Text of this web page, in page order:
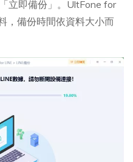
立即備份」。UltFone for
，備份時間依資料大小而